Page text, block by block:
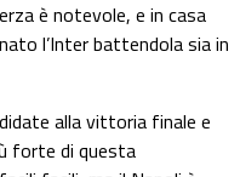
è notevole, e in casa
l’Inter battendola sia in
alla vittoria finale e
forte di questa